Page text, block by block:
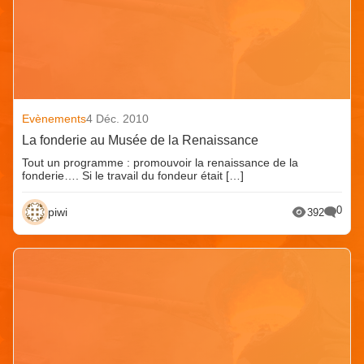
Evènements4 Déc. 2010
La fonderie au Musée de la Renaissance
Tout un programme : promouvoir la renaissance de la
fonderie…. Si le travail du fondeur était […]
piwi 392 0